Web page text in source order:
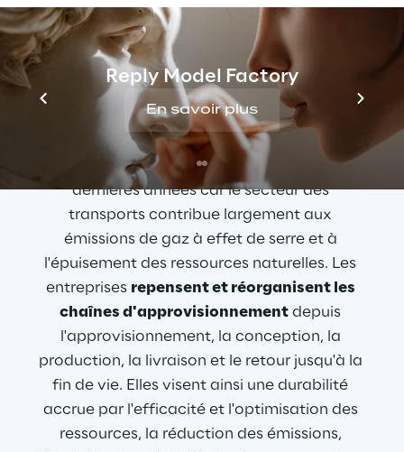
Reply Model Factory
En savoir plus
Tendance future n° 1
La logistique durable
Bienvenue dans l'ère de la durabilité : la
logistique verte a gagné en importance ces
dernières années car le secteur des
transports contribue largement aux
émissions de gaz à effet de serre et à
l'épuisement des ressources naturelles. Les
entreprises repensent et réorganisent les
chaînes d'approvisionnement depuis
l'approvisionnement, la conception, la
production, la livraison et le retour jusqu'à la
fin de vie. Elles visent ainsi une durabilité
accrue par l'efficacité et l'optimisation des
ressources, la réduction des émissions,